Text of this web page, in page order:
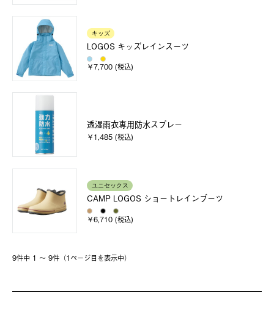
キッズ
LOGOS キッズレインスーツ
￥7,700 (税込)
透湿雨衣専用防水スプレー
￥1,485 (税込)
ユニセックス
CAMP LOGOS ショートレインブーツ
￥6,710 (税込)
9件中 1 〜 9件（1ページ⽬を表⽰中）